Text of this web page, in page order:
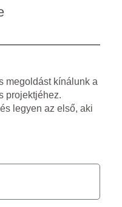
megoldást kínálunk a
projektjéhez.
legyen az első, aki